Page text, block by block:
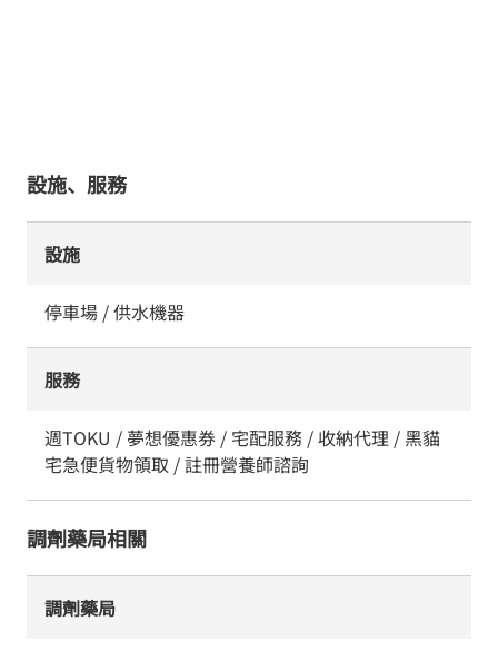
設施、服務
設施
停車場 / 供水機器
服務
週TOKU / 夢想優惠券 / 宅配服務 / 收納代理 / 黑貓
宅急便貨物領取 / 註冊營養師諮詢
調劑藥局相關
調劑藥局